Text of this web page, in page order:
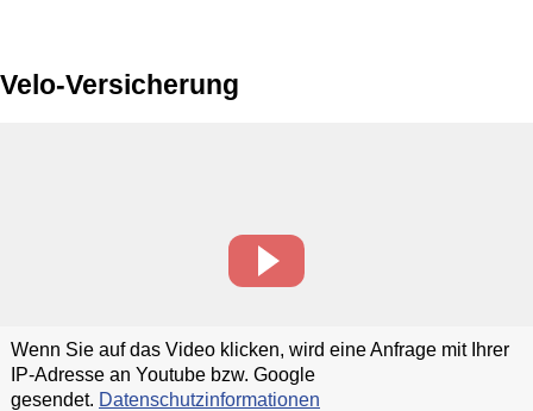
Velo-Versicherung
Wenn Sie auf das Video klicken, wird eine Anfrage mit Ihrer
IP-Adresse an Youtube bzw. Google
gesendet. Datenschutzinformationen